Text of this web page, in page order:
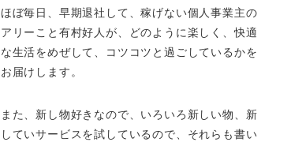
ほぼ毎日、早期退社して、稼げない個人事業主の
アリーこと有村好人が、どのように楽しく、快適
な生活をめぜして、 コツコツと過ごしているかを
お届けします。
また、新し物好きなので、いろいろ新しい物、 新
していサービスを試しているので、それらも書い